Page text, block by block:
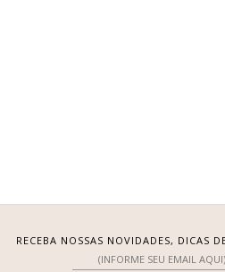
RECEBA NOSSAS NOVIDADES, DICAS